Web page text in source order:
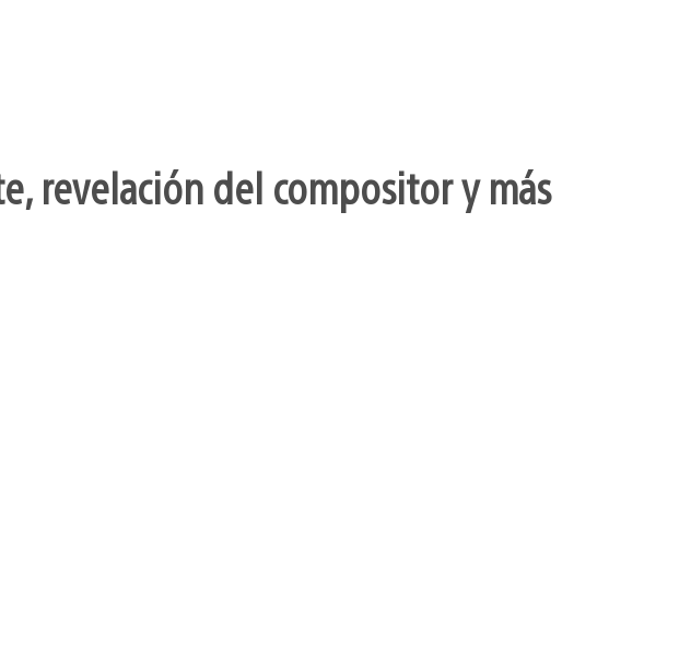
revelación del compositor y más